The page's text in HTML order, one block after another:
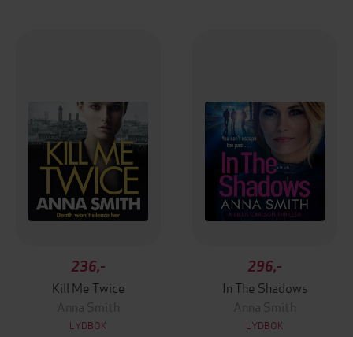
236,-
Kill Me Twice
Anna Smith
LYDBOK
296,-
In The Shadows
Anna Smith
LYDBOK